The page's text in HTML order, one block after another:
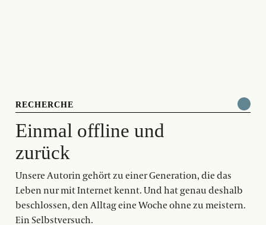
RECHERCHE
Einmal offline und
zurück
Unsere Autorin gehört zu einer Generation, die das
Leben nur mit Internet kennt. Und hat genau deshalb
beschlossen, den Alltag eine Woche ohne zu meistern.
Ein Selbstversuch.